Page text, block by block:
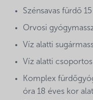
Szénsavas fürdő
Orvosi
Víz alatti
Víz alatti
Komplex
óra 18 éves kor